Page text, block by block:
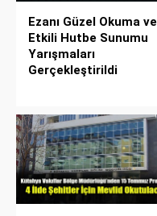
Ezanı Güzel Okuma ve
Etkili Hutbe Sunumu
Yarışmaları
Gerçekleştirildi